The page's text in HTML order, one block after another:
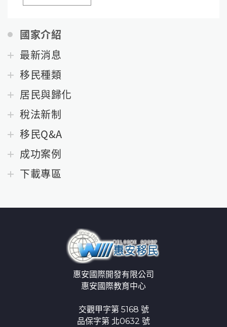
國家介紹
最新消息
移民種類
居民與歸化
稅法新制
移民Q&A
成功案例
下載專區
惠安國際開發有限公司
惠安國際教育中心
交觀甲字第 5168 號
品保字第 北0632 號